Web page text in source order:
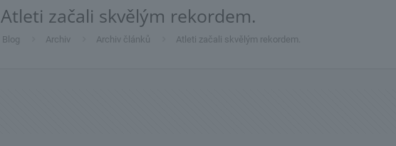
Atleti začali skvělým rekordem.
Blog Archiv Archiv článků Atleti začali skvělým rekordem.